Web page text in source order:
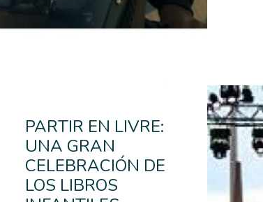
PARTIR EN LIVRE:
UNA GRAN
CELEBRACIÓN DE
LOS LIBROS